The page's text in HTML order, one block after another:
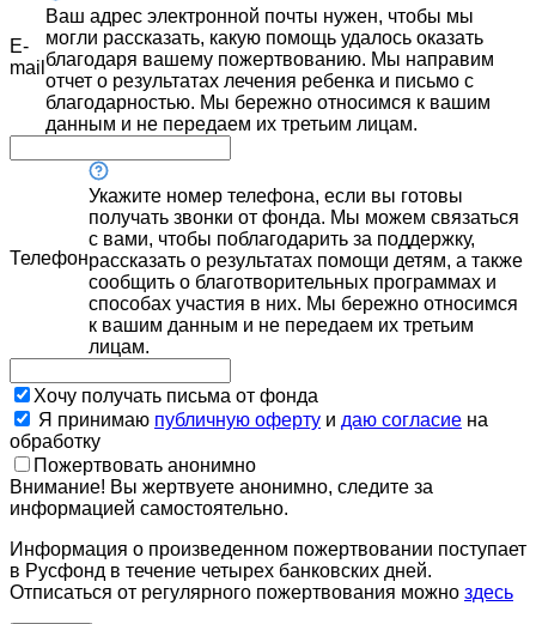
E-
mail
Ваш адрес электронной почты нужен, чтобы мы
могли рассказать, какую помощь удалось оказать
благодаря вашему пожертвованию. Мы направим
отчет о результатах лечения ребенка и письмо с
благодарностью. Мы бережно относимся к вашим
данным и не передаем их третьим лицам.
Телефон
Укажите номер телефона, если вы готовы
получать звонки от фонда. Мы можем связаться
с вами, чтобы поблагодарить за поддержку,
рассказать о результатах помощи детям, а также
сообщить о благотворительных программах и
способах участия в них. Мы бережно относимся
к вашим данным и не передаем их третьим
лицам.
Хочу получать письма от фонда
Я принимаю публичную оферту и даю согласие на
обработку
Пожертвовать анонимно
Внимание! Вы жертвуете анонимно, следите за
информацией самостоятельно.
Информация о произведенном пожертвовании поступает
в Русфонд в течение четырех банковских дней.
Отписаться от регулярного пожертвования можно здесь